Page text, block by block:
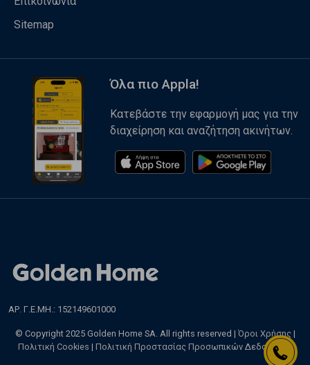
Sitemap
Όλα πιο Appla!
Κατεβάστε την εφαρμογή μας για την
διαχείρηση και αναζήτηση ακινήτων.
ΑΡ. Γ.Ε.ΜΗ.: 152149601000
© Copyright 2025 Golden Home SA. All rights reserved | Όροι Χρήσης |
Πολιτική Cookies | Πολιτική Προστασίας Προσωπικών Δεδομένων